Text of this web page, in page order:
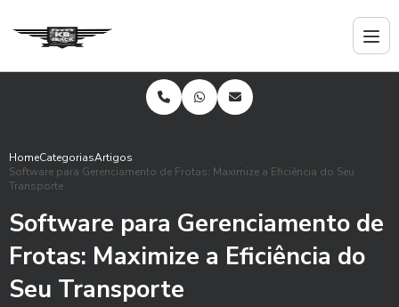
HomeCategoriasArtigos
Software para Gerenciamento de Frotas: Maximize a Eficiência do Seu
Transporte
Software para Gerenciamento de
Frotas: Maximize a Eficiência do
Seu Transporte